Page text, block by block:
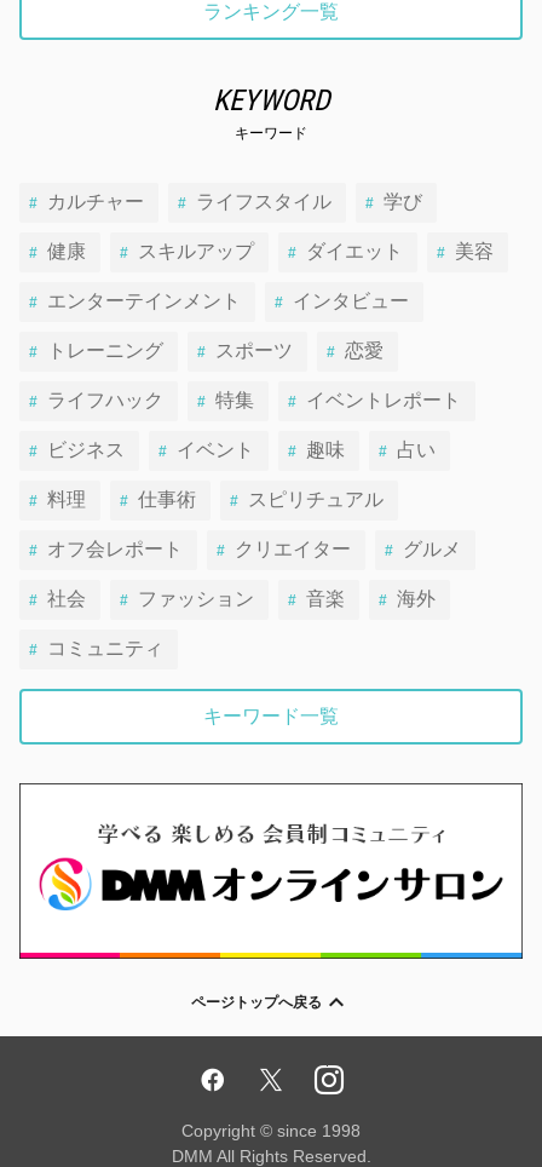
ランキング一覧
KEYWORD
キーワード
カルチャー ライフスタイル 学び
健康 スキルアップ ダイエット 美容
エンターテインメント インタビュー
トレーニング スポーツ 恋愛
ライフハック 特集 イベントレポート
ビジネス イベント 趣味 占い
料理 仕事術 スピリチュアル
オフ会レポート クリエイター グルメ
社会 ファッション 音楽 海外
コミュニティ
キーワード一覧
ページトップへ戻る
Copyright © since 1998
DMM All Rights Reserved.